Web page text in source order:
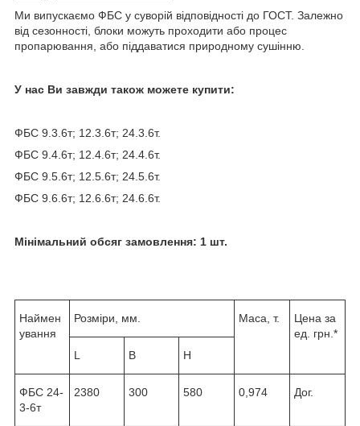
Ми випускаємо ФБС у суворій відповідності до ГОСТ. Залежно
від сезонності, блоки можуть проходити або процес
пропарювання, або піддаватися природному сушінню.
У нас Ви завжди також можете купити:
ФБС 9.3.6т; 12.3.6т; 24.3.6т.
ФБС 9.4.6т; 12.4.6т; 24.4.6т.
ФБС 9.5.6т; 12.5.6т; 24.5.6т.
ФБС 9.6.6т; 12.6.6т; 24.6.6т.
Мінімальний обсяг замовлення: 1 шт.
Наймен
ування
Розміри, мм. Маса, т.
Цена за
ед. грн.*
L
B H
ФБС 24-
3-6т
2380 300 580 0,974 Дог.